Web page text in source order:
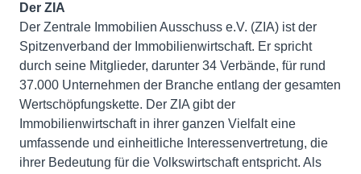
Der ZIA
Der Zentrale Immobilien Ausschuss e.V. (ZIA) ist der
Spitzenverband der Immobilienwirtschaft. Er spricht
durch seine Mitglieder, darunter 34 Verbände, für rund
37.000 Unternehmen der Branche entlang der gesamten
Wertschöpfungskette. Der ZIA gibt der
Immobilienwirtschaft in ihrer ganzen Vielfalt eine
umfassende und einheitliche Interessenvertretung, die
ihrer Bedeutung für die Volkswirtschaft entspricht. Als